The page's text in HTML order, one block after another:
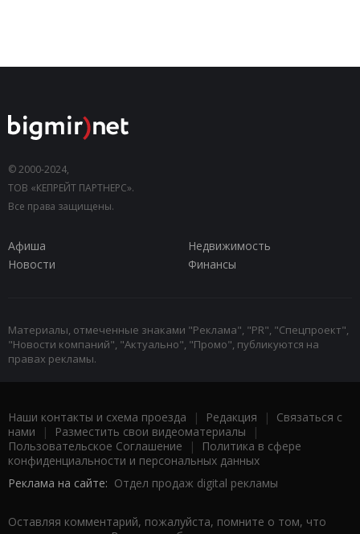
© 2000-2024,
ТОВ «КЕПРЕЙТ ПАРТНЕРС».
Все права защищены.
Афиша
Недвижимость
Новости
Финансы
Материалы, отмеченные знаками "Реклама", "PR", "Спецпроект",
"Новости компаний", "Актуально", "Промо", публикуются на
правах рекламы.
Наши контакты и схема проезда | Редакция | Связаться с
нами | Разместить свои видеоматериалы |
Пользовательское Соглашение |
Политика в сфере
конфиденциальности и персональных данных
Реклама на сайте: Отдел продаж digital рекламы
Оставляя комментарий, пожалуйста, помните о том, что